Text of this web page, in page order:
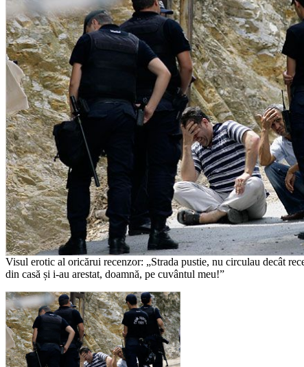
Visul erotic al oricărui recenzor: „Strada pustie, nu circulau decât
din casă și i-au arestat, doamnă, pe cuvântul meu!”